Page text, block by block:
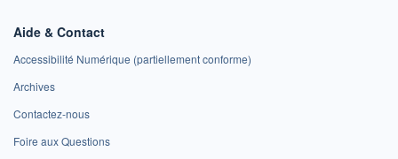
Aide & Contact
Accessibilité Numérique (partiellement conforme)
Archives
Contactez-nous
Foire aux Questions